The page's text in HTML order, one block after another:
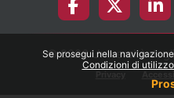
Se prosegui nella
Condizioni di
© 2026 Università